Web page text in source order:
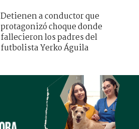
Detienen a conductor que
protagonizó choque donde
fallecieron los padres del
futbolista Yerko Águila